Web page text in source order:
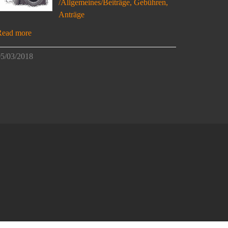
/Allgemeines/Beiträge, Gebühren,
Anträge
more
03/2018